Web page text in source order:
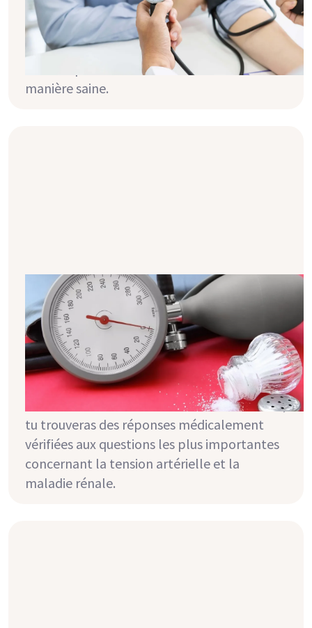
maladie rénale ont également une tension
artérielle élevée. Mais que peux-tu faire toi-
même pour mieux la maîtriser ? Voici 14
conseils pour faire baisser ta tension de
manière saine.
Tension artérielle & dialyse : les
bases
De nombreuses personnes atteintes d'une
maladie rénale souffrent également
d'hypertension. Parfois, la détérioration de
la tension artérielle entraîne même une
baisse de la fonction rénale. Dans cet article,
tu trouveras des réponses médicalement
vérifiées aux questions les plus importantes
concernant la tension artérielle et la
maladie rénale.